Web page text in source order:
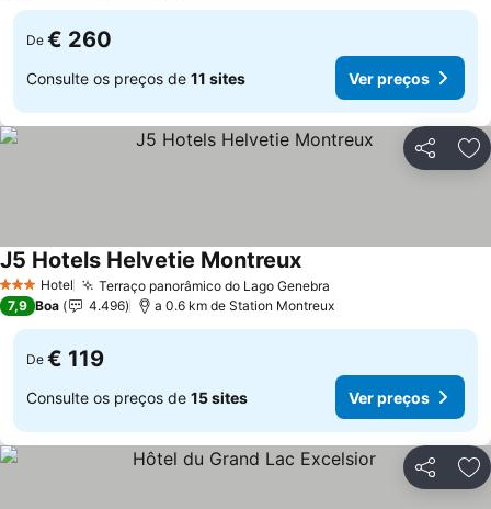
De € 260
Consulte os preços de 11 sites Ver preços
Partilhar
3 EstrelasHotel Terraço panorâmico do Lago Genebra
J5 Hotels Helvetie Montreux
7,9 Boa 4.496 a 0.6 km de Station Montreux
De € 119
Consulte os preços de 15 sites Ver preços
Partilhar